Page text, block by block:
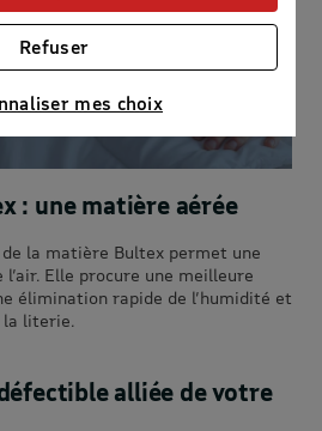
: une matière aérée
la matière Bultex permet une
Elle procure une meilleure
élimination rapide de l’humidité et
la literie.
alliée de votre
: nous utilisons avec nos
pour afficher des
cookies et la liste de nos
mes choix
Refuser